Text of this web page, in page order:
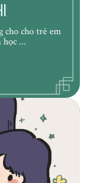
cho cho trẻ em
...